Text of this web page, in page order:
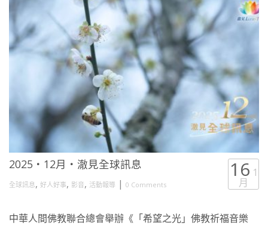
2025・12月・澈見全球訊息
全球訊息, 好人好事, 影音, 活動報導 | 0 Comments
16 1
月
中華人間佛教聯合總會舉辦《「希望之光」佛教祈福音樂